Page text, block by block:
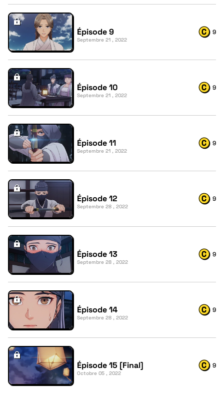
Épisode 9
Septembre 21 , 2022
9
Épisode 10
Septembre 21 , 2022
9
Épisode 11
Septembre 21 , 2022
9
Épisode 12
Septembre 28 , 2022
9
Épisode 13
Septembre 28 , 2022
9
Épisode 14
Septembre 28 , 2022
9
Épisode 15 [Final]
Octobre 05 , 2022
9